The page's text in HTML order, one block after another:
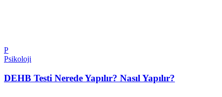
P
Psikoloji
DEHB Testi Nerede Yapılır? Nasıl Yapılır?